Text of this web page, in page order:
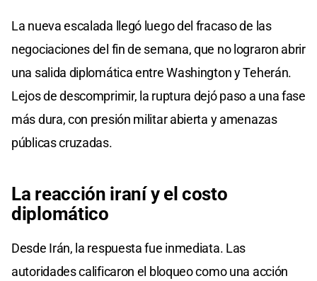
La nueva escalada llegó luego del fracaso de las
negociaciones del fin de semana, que no lograron abrir
una salida diplomática entre Washington y Teherán.
Lejos de descomprimir, la ruptura dejó paso a una fase
más dura, con presión militar abierta y amenazas
públicas cruzadas.
La reacción iraní y el costo
diplomático
Desde Irán, la respuesta fue inmediata. Las
autoridades calificaron el bloqueo como una acción